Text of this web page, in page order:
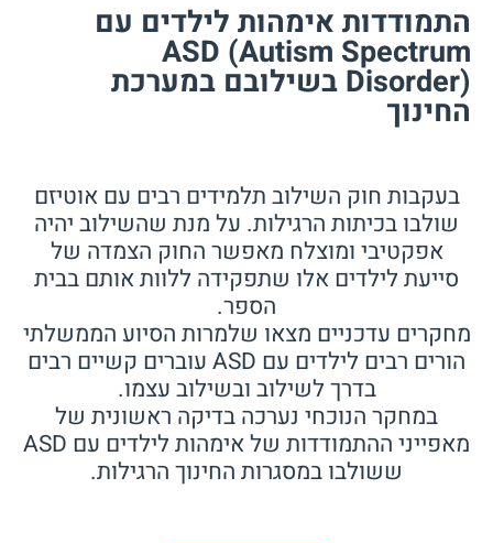
התמודדות אימהות לילדים עם
ASD (Autism Spectrum
Disorder) בשילובם במערכת
החינוך
בעקבות חוק השילוב תלמידים רבים עם אוטיזם
שולבו בכיתות הרגילות. על מנת שהשילוב יהיה
אפקטיבי ומוצלח מאפשר החוק הצמדה של
סייעת לילדים אלו שתפקידה ללוות אותם בבית
הספר.
מחקרים עדכניים מצאו שלמרות הסיוע הממשלתי
הורים רבים לילדים עם ASD עוברים קשיים רבים
בדרך לשילוב ובשילוב עצמו.
במחקר הנוכחי נערכה בדיקה ראשונית של
מאפייני ההתמודדות של אימהות לילדים עם ASD
ששולבו במסגרות החינוך הרגילות.